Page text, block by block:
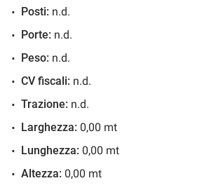
36 Mesi
486€/mese
48 Mesi
Posti: n.d.
Porte: n.d.
Peso: n.d.
CV fiscali: n.d.
Trazione: n.d.
Larghezza: 0,00 mt
Lunghezza: 0,00 mt
Altezza: 0,00 mt